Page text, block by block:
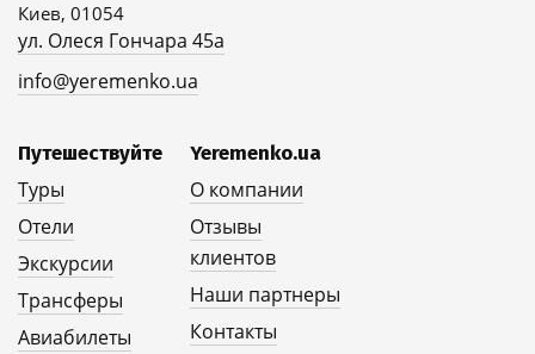
Киев, 01054
ул. Олеся Гончара 45а
info@yeremenko.ua
Путешествуйте
Туры
Отели
Экскурсии
Трансферы
Авиабилеты
Yeremenko.ua
О компании
Отзывы
клиентов
Наши партнеры
Контакты